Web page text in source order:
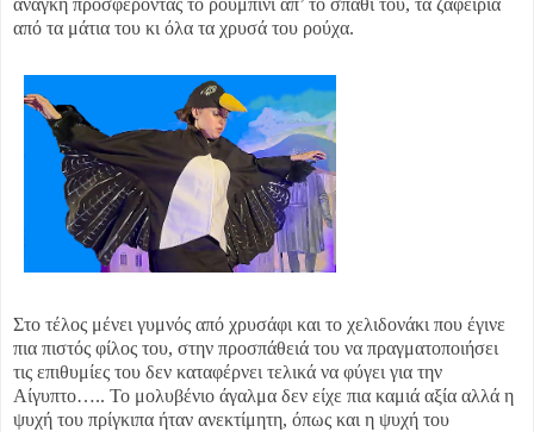
ανάγκη προσφέροντας το ρουμπίνι απ’ το σπαθί του, τα ζαφείρια
από τα μάτια του κι όλα τα χρυσά του ρούχα.
Στο τέλος μένει γυμνός από χρυσάφι και το χελιδονάκι που έγινε
πια πιστός φίλος του, στην προσπάθειά του να πραγματοποιήσει
τις επιθυμίες του δεν καταφέρνει τελικά να φύγει για την
Αίγυπτο….. Το μολυβένιο άγαλμα δεν είχε πια καμιά αξία αλλά η
ψυχή του πρίγκιπα ήταν ανεκτίμητη, όπως και η ψυχή του